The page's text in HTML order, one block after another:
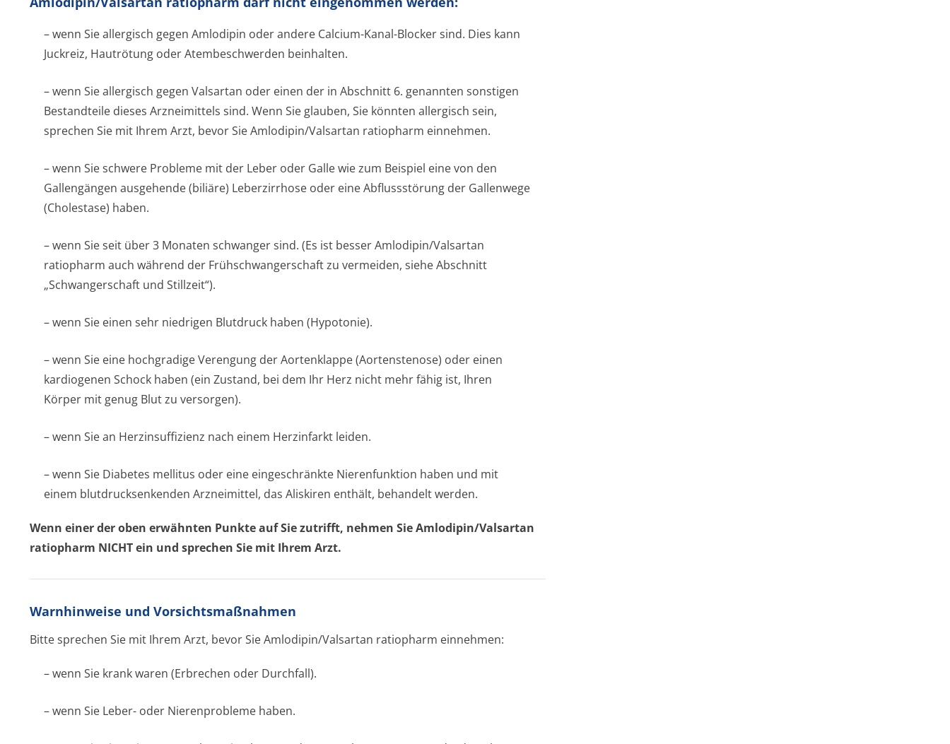
– wenn Sie allergisch gegen Amlodipin oder andere Calcium-Kanal-Blocker sind. Dies kann
Juckreiz, Hautrötung oder Atembeschwerden beinhalten.
– wenn Sie allergisch gegen Valsartan oder einen der in Abschnitt 6. genannten sonstigen
Bestandteile dieses Arzneimittels sind. Wenn Sie glauben, Sie könnten allergisch sein,
sprechen Sie mit Ihrem Arzt, bevor Sie Amlodipin/Valsartan ratiopharm einnehmen.
– wenn Sie schwere Probleme mit der Leber oder Galle wie zum Beispiel eine von den
Gallengängen ausgehende (biliäre) Leberzirrhose oder eine Abflussstörung der Gallenwege
(Cholestase) haben.
– wenn Sie seit über 3 Monaten schwanger sind. (Es ist besser Amlodipin/Valsartan
ratiopharm auch während der Frühschwangerschaft zu vermeiden, siehe Abschnitt
„Schwangerschaft und Stillzeit“).
– wenn Sie einen sehr niedrigen Blutdruck haben (Hypotonie).
– wenn Sie eine hochgradige Verengung der Aortenklappe (Aortenstenose) oder einen
kardiogenen Schock haben (ein Zustand, bei dem Ihr Herz nicht mehr fähig ist, Ihren
Körper mit genug Blut zu versorgen).
– wenn Sie an Herzinsuffizienz nach einem Herzinfarkt leiden.
– wenn Sie Diabetes mellitus oder eine eingeschränkte Nierenfunktion haben und mit
einem blutdrucksenkenden Arzneimittel, das Aliskiren enthält, behandelt werden.
Wenn einer der oben erwähnten Punkte auf Sie zutrifft, nehmen Sie Amlodipin/Valsartan
ratiopharm NICHT ein und sprechen Sie mit Ihrem Arzt.
Warnhinweise und Vorsichtsmaßnahmen
Bitte sprechen Sie mit Ihrem Arzt, bevor Sie Amlodipin/Valsartan ratiopharm einnehmen:
– wenn Sie krank waren (Erbrechen oder Durchfall).
– wenn Sie Leber- oder Nierenprobleme haben.